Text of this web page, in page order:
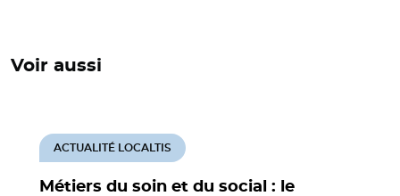
Voir aussi
Métiers du soin et du social : le
ACTUALITÉ LOCALTIS